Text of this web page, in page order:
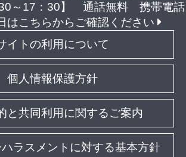
30～17：30】 通話無料 携帯電話
はこちらからご確認ください
イトの利用について
個人情報保護方針
と共同利用に関するご案内
ラスメントに対する基本方針